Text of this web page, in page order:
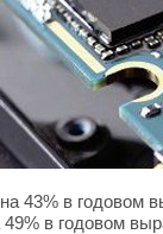
43% в годовом
в годовом